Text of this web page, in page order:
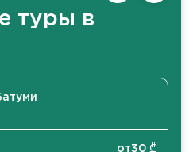
туры в
от30 ₾